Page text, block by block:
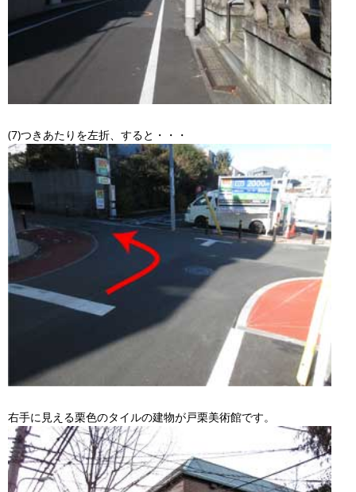
(7)つきあたりを左折、すると・・・
右手に見える栗色のタイルの建物が戸栗美術館です。